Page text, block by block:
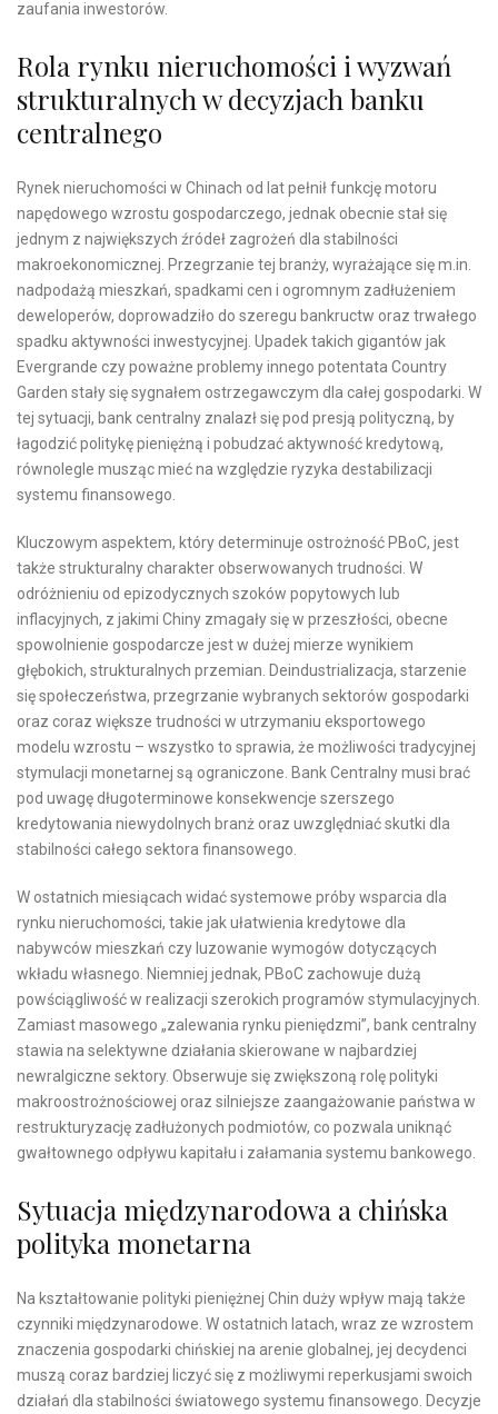
zaufania inwestorów.
Rola rynku nieruchomości i wyzwań
strukturalnych w decyzjach banku
centralnego
Rynek nieruchomości w Chinach od lat pełnił funkcję motoru
napędowego wzrostu gospodarczego, jednak obecnie stał się
jednym z największych źródeł zagrożeń dla stabilności
makroekonomicznej. Przegrzanie tej branży, wyrażające się m.in.
nadpodażą mieszkań, spadkami cen i ogromnym zadłużeniem
deweloperów, doprowadziło do szeregu bankructw oraz trwałego
spadku aktywności inwestycyjnej. Upadek takich gigantów jak
Evergrande czy poważne problemy innego potentata Country
Garden stały się sygnałem ostrzegawczym dla całej gospodarki. W
tej sytuacji, bank centralny znalazł się pod presją polityczną, by
łagodzić politykę pieniężną i pobudzać aktywność kredytową,
równolegle musząc mieć na względzie ryzyka destabilizacji
systemu finansowego.
Kluczowym aspektem, który determinuje ostrożność PBoC, jest
także strukturalny charakter obserwowanych trudności. W
odróżnieniu od epizodycznych szoków popytowych lub
inflacyjnych, z jakimi Chiny zmagały się w przeszłości, obecne
spowolnienie gospodarcze jest w dużej mierze wynikiem
głębokich, strukturalnych przemian. Deindustrializacja, starzenie
się społeczeństwa, przegrzanie wybranych sektorów gospodarki
oraz coraz większe trudności w utrzymaniu eksportowego
modelu wzrostu – wszystko to sprawia, że możliwości tradycyjnej
stymulacji monetarnej są ograniczone. Bank Centralny musi brać
pod uwagę długoterminowe konsekwencje szerszego
kredytowania niewydolnych branż oraz uwzględniać skutki dla
stabilności całego sektora finansowego.
W ostatnich miesiącach widać systemowe próby wsparcia dla
rynku nieruchomości, takie jak ułatwienia kredytowe dla
nabywców mieszkań czy luzowanie wymogów dotyczących
wkładu własnego. Niemniej jednak, PBoC zachowuje dużą
powściągliwość w realizacji szerokich programów stymulacyjnych.
Zamiast masowego „zalewania rynku pieniędzmi”, bank centralny
stawia na selektywne działania skierowane w najbardziej
newralgiczne sektory. Obserwuje się zwiększoną rolę polityki
makroostrożnościowej oraz silniejsze zaangażowanie państwa w
restrukturyzację zadłużonych podmiotów, co pozwala uniknąć
gwałtownego odpływu kapitału i załamania systemu bankowego.
Sytuacja międzynarodowa a chińska
polityka monetarna
Na kształtowanie polityki pieniężnej Chin duży wpływ mają także
czynniki międzynarodowe. W ostatnich latach, wraz ze wzrostem
znaczenia gospodarki chińskiej na arenie globalnej, jej decydenci
muszą coraz bardziej liczyć się z możliwymi reperkusjami swoich
działań dla stabilności światowego systemu finansowego. Decyzje